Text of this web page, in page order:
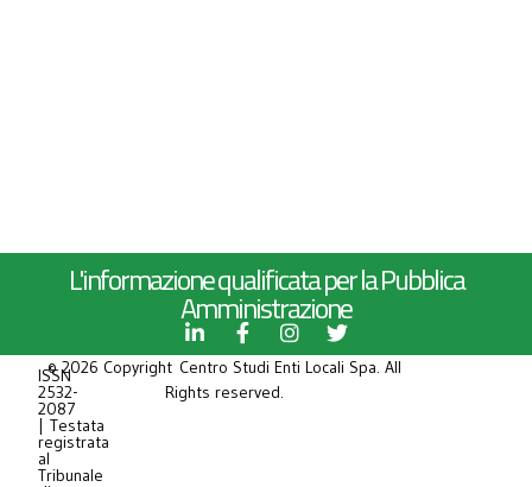
L'informazione qualificata per la Pubblica
Amministrazione
ISSN
2532-
2087
| Testata
registrata
al
Tribunale
© 2026 Copyright Centro Studi Enti Locali Spa. All
Rights reserved.